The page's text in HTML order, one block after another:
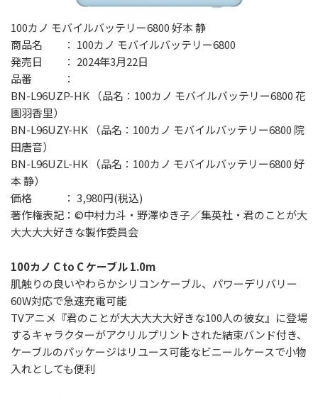
100カノ モバイルバッテリー6800 好本 静
商品名 ： 100カノ モバイルバッテリー6800
発売日 ： 2024年3月22日
品番 ：
BN-L96UZP-HK （品名：100カノ モバイルバッテリー6800 花
園羽香里）
BN-L96UZY-HK （品名：100カノ モバイルバッテリー6800 院
田唐音）
BN-L96UZL-HK （品名：100カノ モバイルバッテリー6800 好
本 静）
価格 ： 3,980円(税込)
著作権表記：©中村力斗・野澤ゆき子／集英社・君のことが大
大大大大好きな製作委員会
100カノ C to C ケーブル 1.0m
肌触りの良いやわらかシリコンケーブル、パワーデリバリー
60W対応で急速充電可能
TVアニメ『君のことが大大大大大好きな100人の彼女』に登場
するキャラクターがアクリルプリントされた結束バンド付き、
ケーブルのパッケージはリユース可能なビニールケースで小物
入れとしても便利